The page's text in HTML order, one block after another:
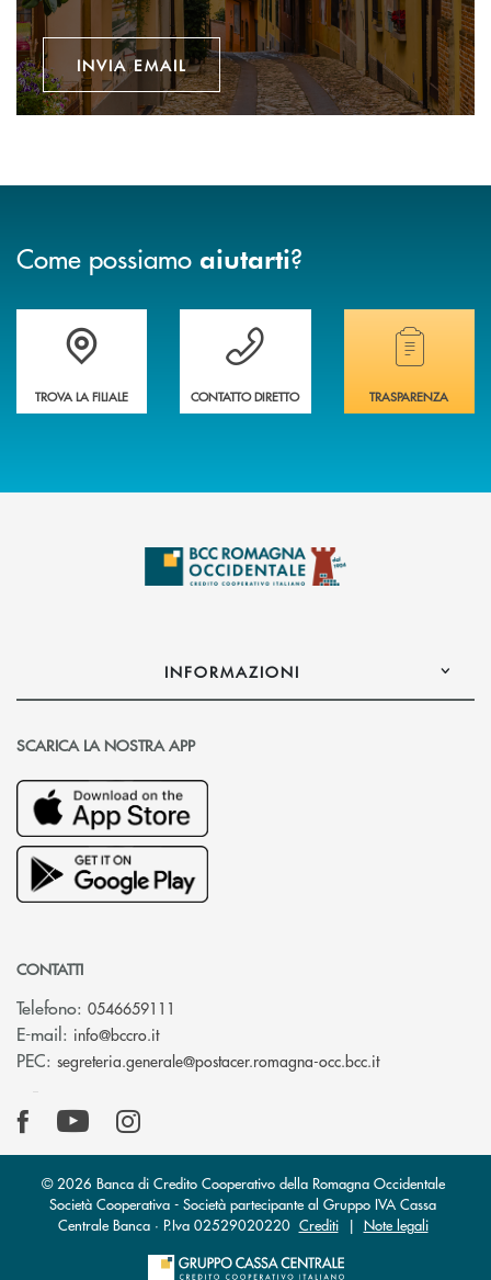
INVIA EMAIL
Come possiamo aiutarti?
Accedi all' elenco completo delle filiali della banca.
TROVA LA FILIALE
Hai bisogno di assistenza immediata?
CONTATTO DIRETTO
Hai bisogno di
TRASPARENZA
INFORMAZIONI
SCARICA LA NOSTRA APP
CONTATTI
Telefono: 0546659111
E-mail: info@bccro.it(si apre l’app di posta elettronica)
PEC: segreteria.generale@postacer.romagna-occ.bcc.it(si apre l’app
© 2026 Banca di Credito Cooperativo della Romagna Occidentale
Società Cooperativa - Società partecipante al Gruppo IVA Cassa
Centrale Banca · P.Iva 02529020220 Crediti| Note legali